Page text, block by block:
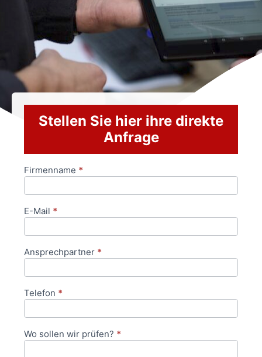
Stellen Sie hier ihre direkte
Anfrage
Anfrageformular
Firmenname *
E-Mail *
Ansprechpartner *
Telefon *
Wo sollen wir prüfen? *